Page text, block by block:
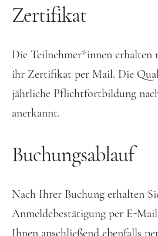
Zertifikat
Die Teilnehmer*innen erhalten
ihr Zertifikat per Mail. Die
jährliche Pflichtfortbildung
anerkannt.
Buchungsablauf
Nach Ihrer Buchung erhalten
Anmeldebestätigung per E-
Ihnen anschließend ebenfalls